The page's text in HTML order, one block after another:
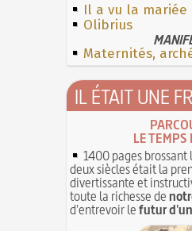
Il a vu la mariée
Olibrius
Maternités,
IL ÉTAIT UNE
LE
1400 pages brossant
deux siècles était la
divertissante et
toute la richesse de
d'entrevoir lefutur